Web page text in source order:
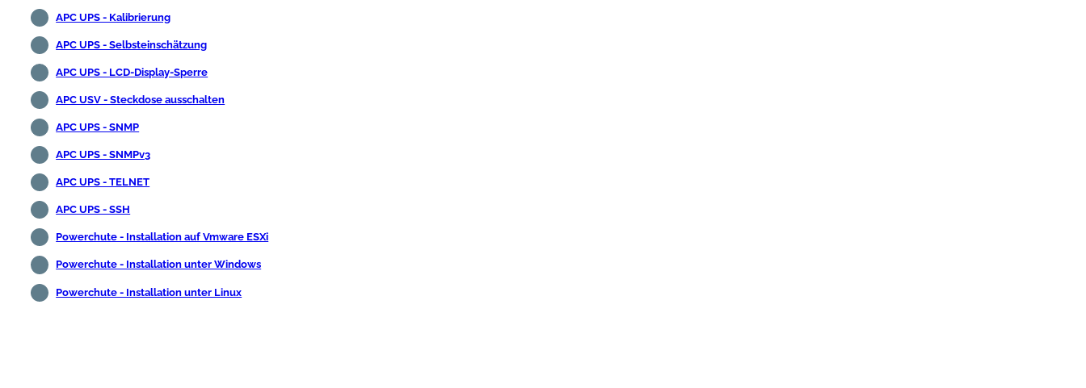
APC UPS - Kalibrierung
APC UPS - Selbsteinschätzung
APC UPS - LCD-Display-Sperre
APC USV - Steckdose ausschalten
APC UPS - SNMP
APC UPS - SNMPv3
APC UPS - TELNET
APC UPS - SSH
Powerchute - Installation auf Vmware ESXi
Powerchute - Installation unter Windows
Powerchute - Installation unter Linux